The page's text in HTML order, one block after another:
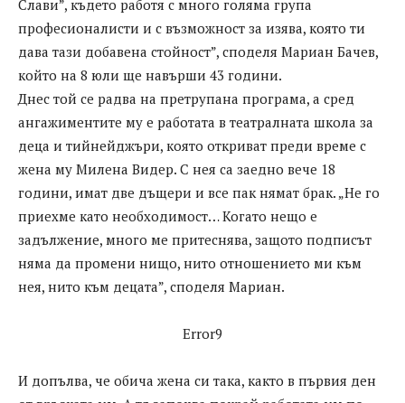
Слави”, където работя с много голяма група
професионалисти и с възможност за изява, която ти
дава тази добавена стойност”, споделя Мариан Бачев,
който на 8 юли ще навърши 43 години.
Днес той се радва на претрупана програма, а сред
ангажиментите му е работата в театралната школа за
деца и тийнейджъри, която откриват преди време с
жена му Милена Видер. С нея са заедно вече 18
години, имат две дъщери и все пак нямат брак. „Не го
приехме като необходимост… Когато нещо е
задължение, много ме притеснява, защото подписът
няма да промени нищо, нито отношението ми към
нея, нито към децата”, споделя Мариан.
Error9
И допълва, че обича жена си така, както в първия ден